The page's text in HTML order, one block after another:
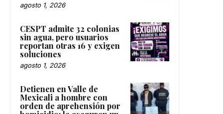
agosto 1, 2026
CESPT admite 32 colonias
sin agua, pero usuarios
reportan otras 16 y exigen
soluciones
agosto 1, 2026
Detienen en Valle de
Mexicali a hombre con
orden de aprehensión por